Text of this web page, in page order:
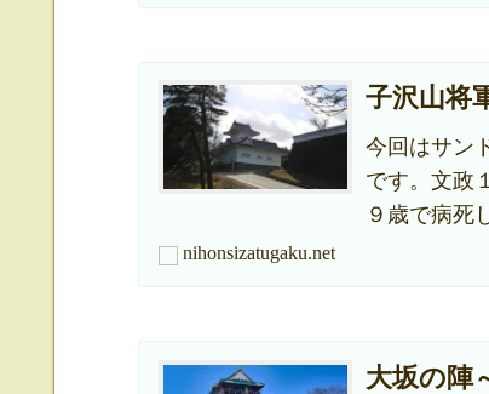
子沢山将
今回はサン
です。文政
９歳で病死
nihonsizatugaku.net
大坂の陣